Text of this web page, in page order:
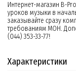
Интернет-магазин B-
уроков музыки в
заказывайте сразу
требованиям МОН.
(044) 353-33-77!
Характеристики